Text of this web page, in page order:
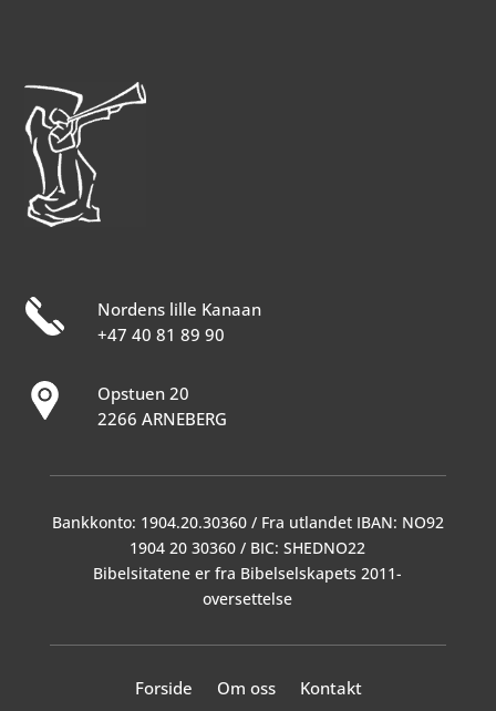
Nordens lille Kanaan
+47 40 81 89 90
Opstuen 20
2266 ARNEBERG
Bankkonto: 1904.20.30360 / Fra utlandet IBAN: NO92
1904 20 30360 / BIC: SHEDNO22
Bibelsitatene er fra Bibelselskapets 2011-
oversettelse
Forside Om oss Kontakt